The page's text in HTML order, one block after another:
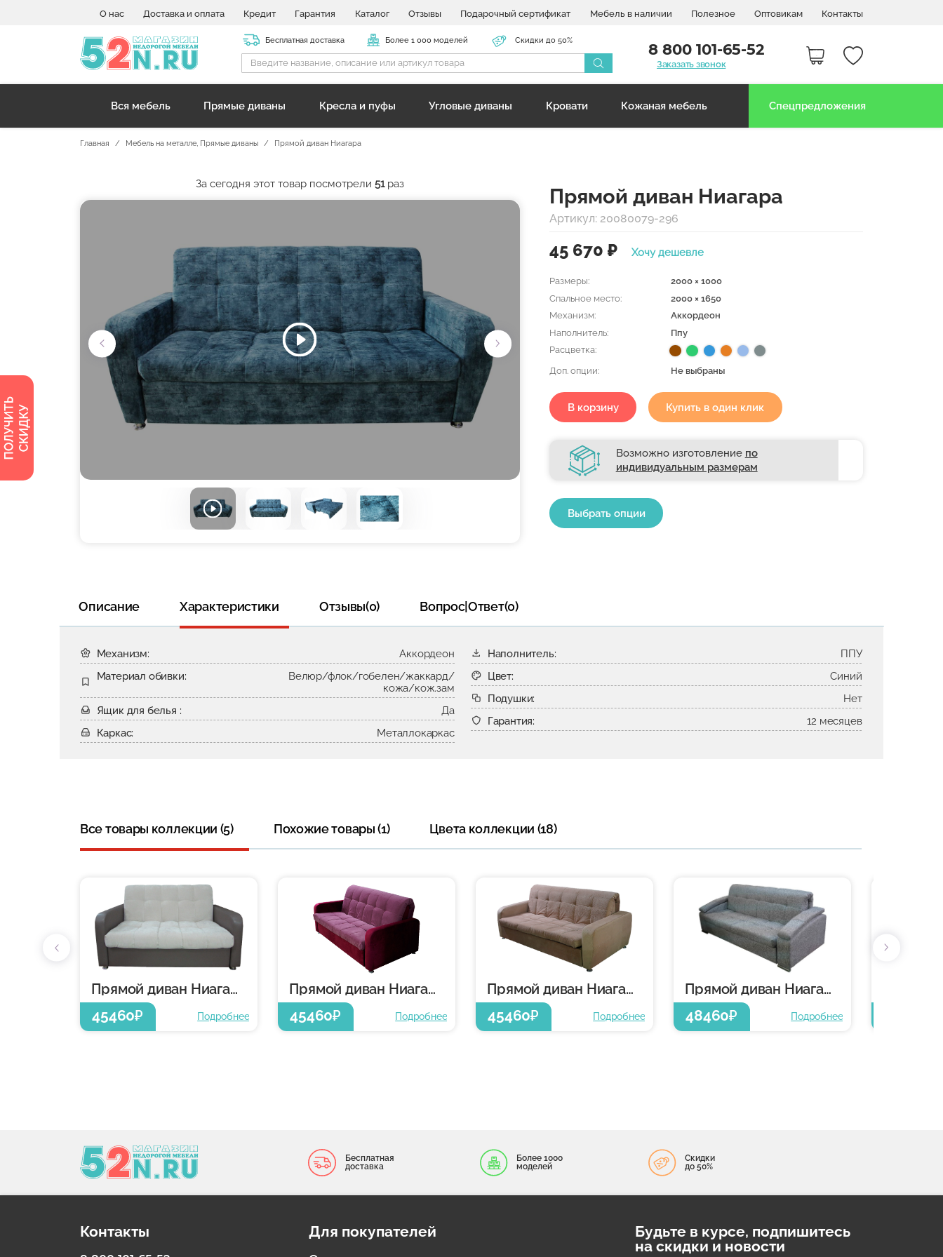
О нас Доставка и оплата Кредит Гарантия Каталог Отзывы Подарочный сертификат Мебель в наличии Полезное Оптовикам Контакты
Бесплатная доставка Более 1 000 моделей Скидки до 50%
8 800 101-65-52
Заказать звонок
Вся мебель Прямые диваны Кресла и пуфы Угловые диваны Кровати Кожаная мебель Спецпредложения
Главная Мебель на металле, Прямые диваны Прямой диван Ниагара
За сегодня этот товар посмотрели 51раз
Прямой диван Ниагара
Артикул: 20080079-296
45 670 ₽ Хочу дешевле
Размеры:
2000 × 1000
Спальное место:
2000 × 1650
Механизм:
Аккордеон
Наполнитель:
Ппу
Расцветка:
Доп. опции:
Не выбраны
В корзину Купить в один клик
Возможно изготовление по
индивидуальным размерам
Выбрать опции
Описание Характеристики Отзывы(0) Вопрос|Ответ(0)
Механизм:
Аккордеон
Материал обивки:
Велюр/флок/гобелен/жаккард/
кожа/кож.зам
Ящик для белья :
Да
Каркас:
Металлокаркас
Наполнитель:
ППУ
Цвет:
Синий
Подушки:
Нет
Гарантия:
12 месяцев
Все товары коллекции (5) Похожие товары (1) Цвета коллекции (18)
Прямой диван Ниагара
45460₽ Подробнее
Прямой диван Ниагара
45460₽ Подробнее
Прямой диван Ниагара
45460₽ Подробнее
Прямой диван Ниагара
48460₽ Подробнее
Бесплатная
доставка
Более 1000
моделей
Скидки
до 50%
Контакты Для покупателей
Будьте в курсе, подпишитесь
на скидки и новости